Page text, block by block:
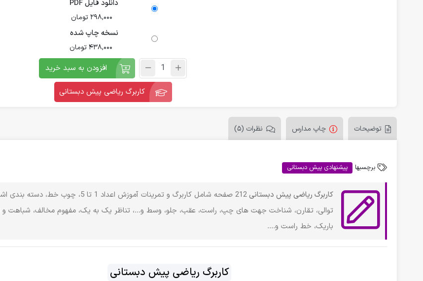
دانلود فایل PDF
298,000 تومان
نسخه چاپ شده
438,000 تومان
افزودن به سبد خرید
کاربرگ ریاضی پیش دبستانی
توضیحات چاپ مدارس نظرات (5)
برچسبها پیشنهادی پیش دبستانی
کاربرگ ریاضی پیش دبستانی
212 صفحه شامل کاربرگ و تمرینات آموزش اعداد 1 تا 5، چوب
توالی، تقارن، شناخت جهت های چپ، راست، عقب، جلو، وسط و...، تناظر یک به یک، مفهوم مخالف، شباهت و
باریک، خط راست و....
کاربرگ ریاضی پیش دبستانی